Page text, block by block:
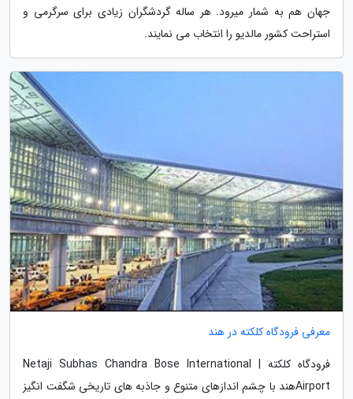
جهان هم به شمار میرود. هر ساله گردشگران زیادی برای سرگرمی و
استراحت کشور مالدیو را انتخاب می نمایند.
معرفی فرودگاه کلکته در هند
فرودگاه کلکته | Netaji Subhas Chandra Bose International
Airportهند با چشم اندازهای متنوع و جاذبه های تاریخی شگفت انگیز